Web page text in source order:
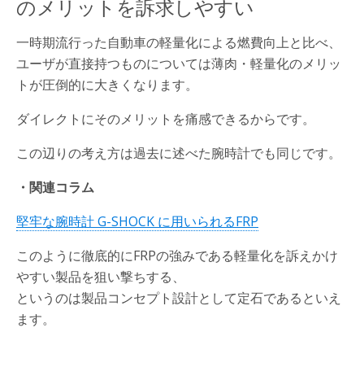
一時期流行った自動車の軽量化による燃費向上と比べ、
ユーザが直接持つものについては薄肉・軽量化のメリッ
トが圧倒的に大きくなります。
ダイレクトにそのメリットを痛感できるからです。
この辺りの考え方は過去に述べた腕時計でも同じです。
・関連コラム
堅牢な腕時計 G-SHOCK に用いられるFRP
このように徹底的にFRPの強みである軽量化を訴えかけ
やすい製品を狙い撃ちする、
というのは製品コンセプト設計として定石であるといえ
ます。